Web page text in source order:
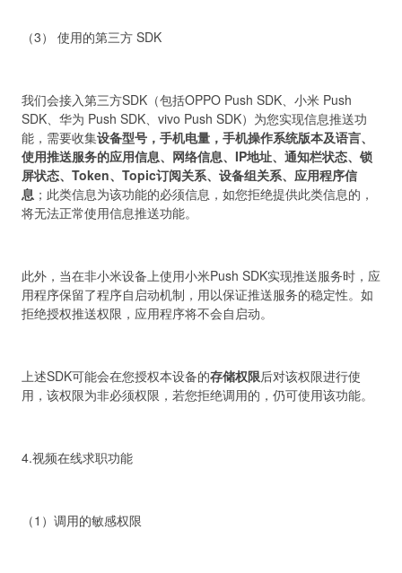
（3） 使用的第三方 SDK
我们会接入第三方SDK（包括OPPO Push SDK、小米 Push
SDK、华为 Push SDK、vivo Push SDK）为您实现信息推送功
能，需要收集设备型号，手机电量，手机操作系统版本及语言、
使用推送服务的应用信息、网络信息、IP地址、通知栏状态、锁
屏状态、Token、Topic订阅关系、设备组关系、应用程序信
息；此类信息为该功能的必须信息，如您拒绝提供此类信息的，
将无法正常使用信息推送功能。
此外，当在非小米设备上使用小米Push SDK实现推送服务时，应
用程序保留了程序自启动机制，用以保证推送服务的稳定性。如
拒绝授权推送权限，应用程序将不会自启动。
上述SDK可能会在您授权本设备的存储权限后对该权限进行使
用，该权限为非必须权限，若您拒绝调用的，仍可使用该功能。
4.视频在线求职功能
（1）调用的敏感权限